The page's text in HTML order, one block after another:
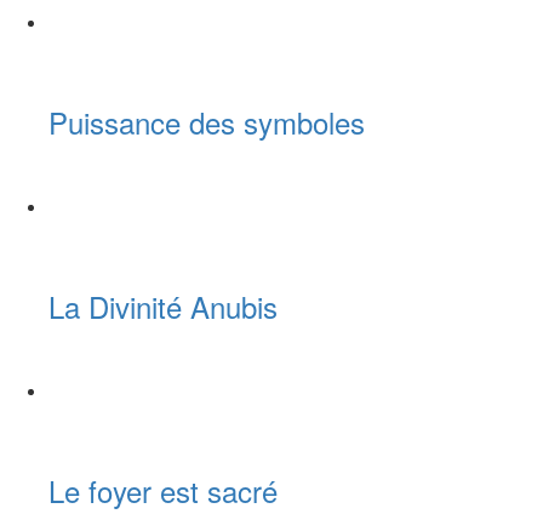
Puissance des symboles
La Divinité Anubis
Le foyer est sacré